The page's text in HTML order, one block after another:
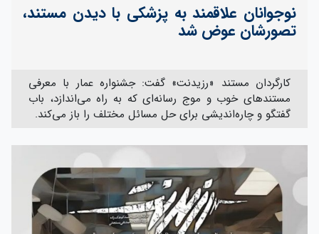
نوجوانان علاقمند به پزشکی با دیدن مستند،
تصورشان عوض شد
کارگردان مستند «رزیدنت» گفت: جشنواره عمار با معرفی
مستندهای خوب و موج رسانه‌ای که به راه می‌اندازد، باب
گفتگو و چاره‌اندیشی برای حل مسائل مختلف را باز می‌کند.